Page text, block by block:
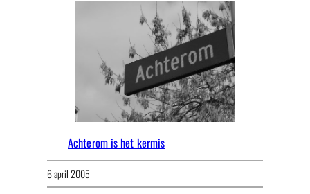
Achterom is het kermis
6 april 2005